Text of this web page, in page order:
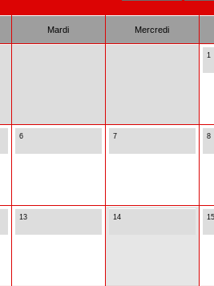
Mardi Mercredi
1
6 7 8
13 14 15